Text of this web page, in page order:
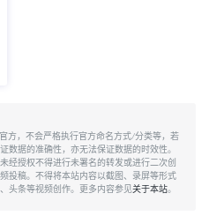
方，不会严格执行官方命名方式/分类等，若
数据的准确性，亦无法保证数据的时效性。
经授权不得进行未署名的转发或进行二次创
投稿。不得将本站内容以截图、录屏等形式
头条等视频创作。更多内容参见关于本站。